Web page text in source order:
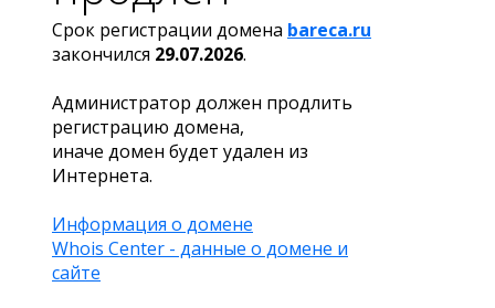
Срок регистрации домена bareca.ru
закончился 29.07.2026.
Администратор должен продлить
регистрацию домена,
иначе домен будет удален из
Интернета.
Информация о домене
Whois Center - данные о домене и
сайте